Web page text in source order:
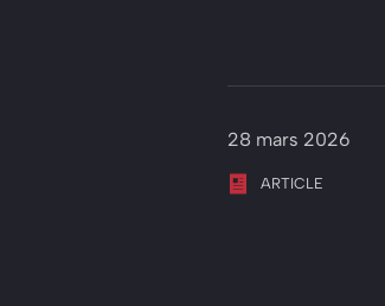
28 mars 2026
ARTICLE